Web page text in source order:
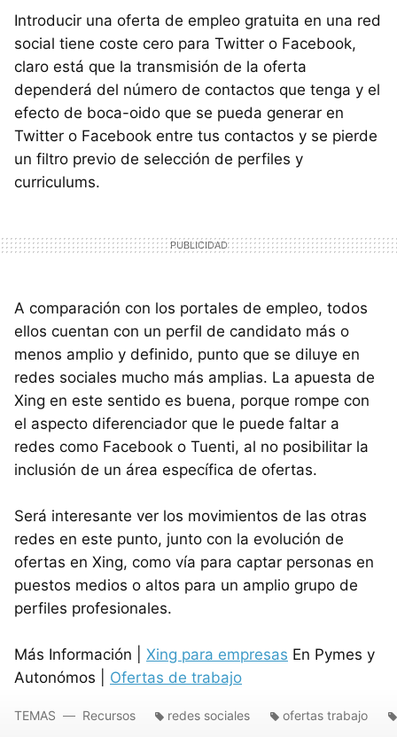
Introducir una oferta de empleo gratuita en una red
social tiene coste cero para Twitter o Facebook,
claro está que la transmisión de la oferta
dependerá del número de contactos que tenga y el
efecto de boca-oido que se pueda generar en
Twitter o Facebook entre tus contactos y se pierde
un filtro previo de selección de perfiles y
curriculums.
A comparación con los portales de empleo, todos
ellos cuentan con un perfil de candidato más o
menos amplio y definido, punto que se diluye en
redes sociales mucho más amplias. La apuesta de
Xing en este sentido es buena, porque rompe con
el aspecto diferenciador que le puede faltar a
redes como Facebook o Tuenti, al no posibilitar la
inclusión de un área específica de ofertas.
Será interesante ver los movimientos de las otras
redes en este punto, junto con la evolución de
ofertas en Xing, como vía para captar personas en
puestos medios o altos para un amplio grupo de
perfiles profesionales.
Más Información | Xing para empresas En Pymes y
Autonómos | Ofertas de trabajo
TEMAS Recursos redes sociales ofertas trabajo